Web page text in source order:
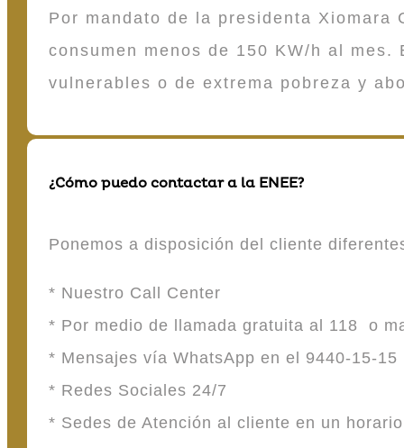
Por mandato de la presidenta
consumen menos de 150 KW/h al
vulnerables o de extrema pobreza y
¿Cómo puedo contactar a la ENEE?
Ponemos a disposición del cliente
* Nuestro Call Center
* Por medio de llamada gratuita al 118 o
* Mensajes vía WhatsApp en el 9440-15-15
* Redes Sociales 24/7
* Sedes de Atención al cliente en un